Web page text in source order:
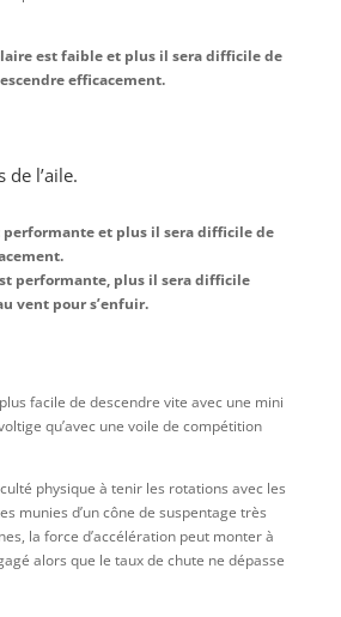
est faible et plus il sera difficile de
efficacement.
de l’aile.
performante et plus il sera difficile de
performante, plus il sera difficile
vent pour s’enfuir.
facile de descendre vite avec une mini
qu’avec une voile de compétition
physique à tenir les rotations avec les
munies d’un cône de suspentage très
la force d’accélération peut monter à
alors que le taux de chute ne dépasse